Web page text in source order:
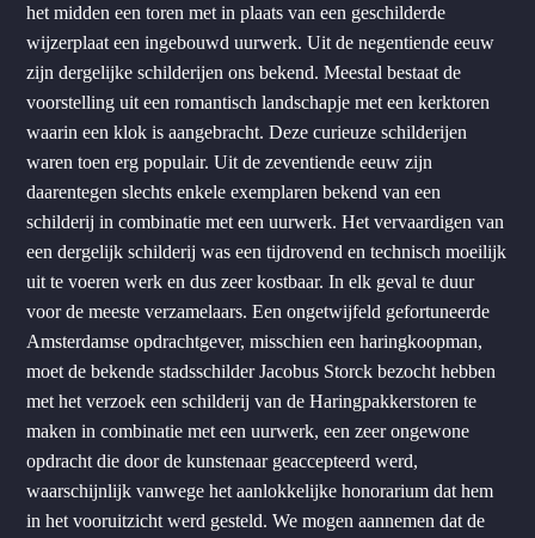
het midden een toren met in plaats van een geschilderde
wijzerplaat een ingebouwd uurwerk. Uit de negentiende eeuw
zijn dergelijke schilderijen ons bekend. Meestal bestaat de
voorstelling uit een romantisch landschapje met een kerktoren
waarin een klok is aangebracht. Deze curieuze schilderijen
waren toen erg populair. Uit de zeventiende eeuw zijn
daarentegen slechts enkele exemplaren bekend van een
schilderij in combinatie met een uurwerk. Het vervaardigen van
een dergelijk schilderij was een tijdrovend en technisch moeilijk
uit te voeren werk en dus zeer kostbaar. In elk geval te duur
voor de meeste verzamelaars. Een ongetwijfeld gefortuneerde
Amsterdamse opdrachtgever, misschien een haringkoopman,
moet de bekende stadsschilder Jacobus Storck bezocht hebben
met het verzoek een schilderij van de Haringpakkerstoren te
maken in combinatie met een uurwerk, een zeer ongewone
opdracht die door de kunstenaar geaccepteerd werd,
waarschijnlijk vanwege het aanlokkelijke honorarium dat hem
in het vooruitzicht werd gesteld. We mogen aannemen dat de